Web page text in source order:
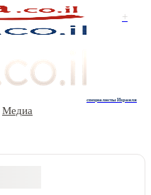
+
специалисты Израиля
Медиа